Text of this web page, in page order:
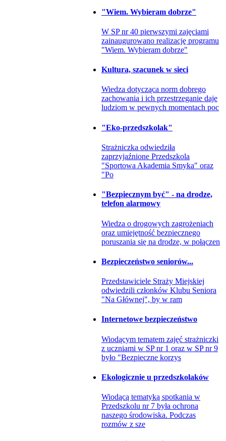
"Wiem. Wybieram dobrze"
W SP nr 40 pierwszymi zajęciami
zainaugurowano realizację programu
"Wiem. Wybieram dobrze"
Kultura, szacunek w sieci
Wiedza dotycząca norm dobrego
zachowania i ich przestrzeganie daje
ludziom w pewnych momentach poc
"Eko-przedszkolak"
Strażniczka odwiedziła
zaprzyjaźnione Przedszkola
"Sportowa Akademia Smyka" oraz
"Po
"Bezpiecznym być" - na drodze,
telefon alarmowy
Wiedza o drogowych zagrożeniach
oraz umiejętność bezpiecznego
poruszania się na drodze, w połączen
Bezpieczeństwo seniorów...
Przedstawiciele Straży Miejskiej
odwiedzili członków Klubu Seniora
"Na Głównej", by w ram
Internetowe bezpieczeństwo
Wiodącym tematem zajęć strażniczki
z uczniami w SP nr 1 oraz w SP nr 9
było "Bezpieczne korzys
Ekologicznie u przedszkolaków
Wiodącą tematyką spotkania w
Przedszkolu nr 7 była ochrona
naszego środowiska. Podczas
rozmów z sze